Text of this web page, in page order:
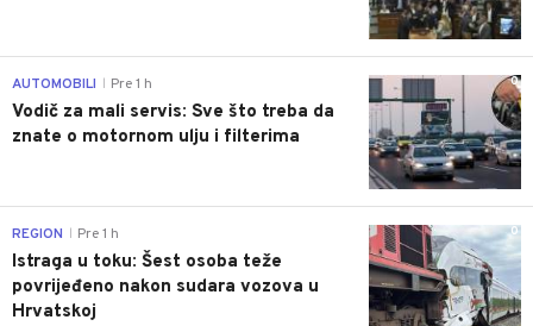
0
AUTOMOBILI Pre 1 h
Vodič za mali servis: Sve što treba da
znate o motornom ulju i filterima
0
REGION Pre 1 h
Istraga u toku: Šest osoba teže
povrijeđeno nakon sudara vozova u
Hrvatskoj